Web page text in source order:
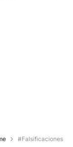
#Falsificaciones